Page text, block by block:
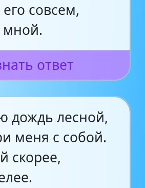
совсем,
мной.
ответ
дождь лесной,
меня с собой.
скорее,